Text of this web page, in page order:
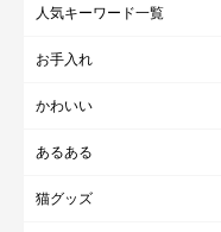
人気キーワード一覧
お手入れ
かわいい
あるある
猫グッズ